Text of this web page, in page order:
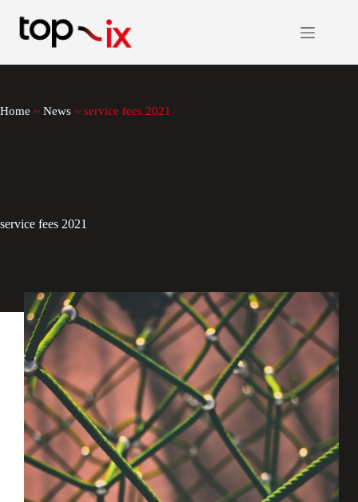
contenuto
Home ~ News ~ service fees 2021
service fees 2021